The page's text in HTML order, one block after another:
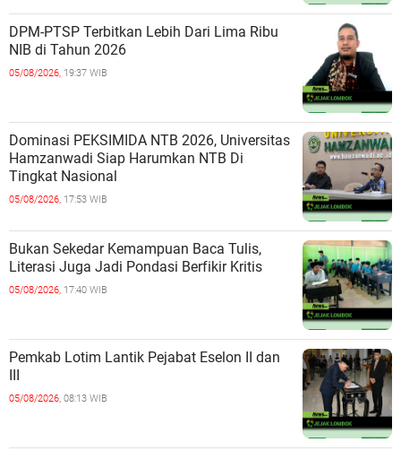
DPM-PTSP Terbitkan Lebih Dari Lima Ribu
NIB di Tahun 2026
05/08/2026, 19:37 WIB
Dominasi PEKSIMIDA NTB 2026, Universitas
Hamzanwadi Siap Harumkan NTB Di
Tingkat Nasional
05/08/2026, 17:53 WIB
Bukan Sekedar Kemampuan Baca Tulis,
Literasi Juga Jadi Pondasi Berfikir Kritis
05/08/2026, 17:40 WIB
Pemkab Lotim Lantik Pejabat Eselon II dan
III
05/08/2026, 08:13 WIB